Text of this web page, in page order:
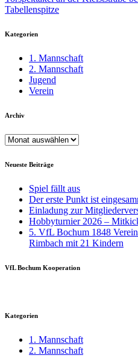
Tabellenspitze
Kategorien
1. Mannschaft
2. Mannschaft
Jugend
Verein
Archiv
Archiv
Neueste Beiträge
Spiel fällt aus
Der erste Punkt ist
Einladung zur
Hobbyturnier 2026 –
5. VfL Bochum 1848
Rimbach mit 21 Kindern
VfL Bochum Kooperation
Kategorien
1. Mannschaft
2. Mannschaft